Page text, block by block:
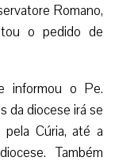
Romano,
o pedido de
informou o Pe.
da diocese irá se
Cúria, até a
Também